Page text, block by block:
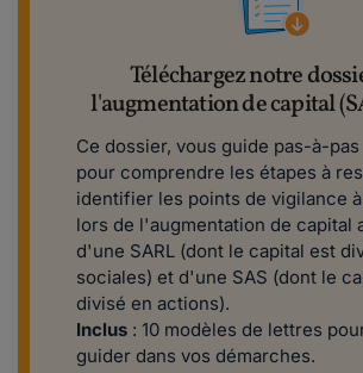
Téléchargez notre
l'augmentation de capital
Ce dossier, vous guide pas-à-pas
pour comprendre les étapes à
identifier les points de vigilance
lors de l'augmentation de capital
d'une SARL (dont le capital est
sociales) et d'une SAS (dont le
divisé en actions).
Inclus : 10 modèles de lettres
guider dans vos démarches.